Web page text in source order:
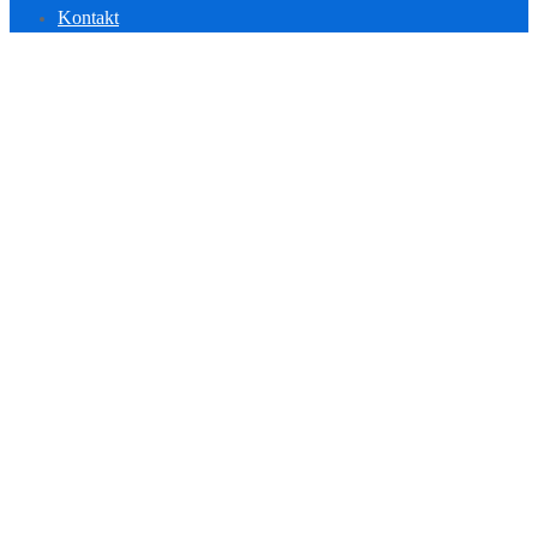
Kontakt